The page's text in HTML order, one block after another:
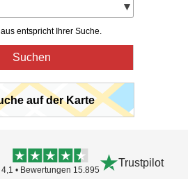
entspricht Ihrer Suche.
Suchen
auf der Karte
4,1 • Bewertungen 15.895
Trustpilot